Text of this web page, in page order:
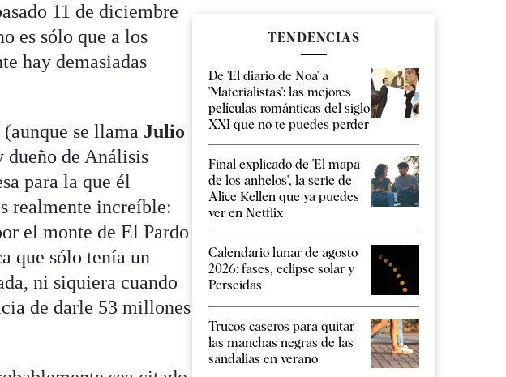
11 de diciembre
es sólo que a los
hay demasiadas
se llama Julio
dueño de Análisis
para la que él
realmente increíble:
el monte de El Pardo
que sólo tenía un
ni siquiera cuando
de darle 53 millones
TENDENCIAS
De 'El diario de Noa' a
'Materialistas': las mejores
películas románticas del siglo
XXI que no te puedes perder
Final explicado de 'El mapa
de los anhelos', la serie de
Alice Kellen que ya puedes
ver en Netflix
Calendario lunar de agosto
2026: fases, eclipse solar y
Perseidas
Trucos caseros para quitar
las manchas negras de las
sandalias en verano